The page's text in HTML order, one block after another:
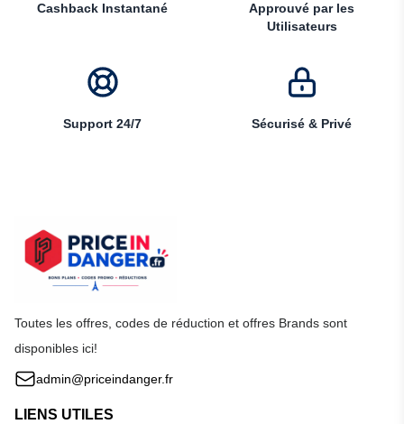
Cashback Instantané
Approuvé par les
Utilisateurs
Support 24/7 Sécurisé & Privé
Toutes les offres, codes de réduction et offres Brands sont
disponibles ici!
admin@priceindanger.fr
LIENS UTILES